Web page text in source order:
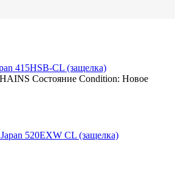
415HSB-CL (защелка)
Состояние Condition: Новое